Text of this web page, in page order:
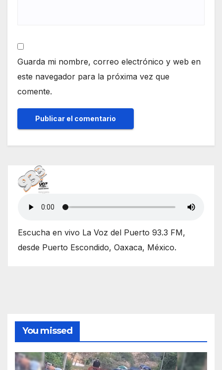
Guarda mi nombre, correo electrónico y web en
este navegador para la próxima vez que
comente.
Escucha en vivo La Voz del Puerto 93.3 FM,
desde Puerto Escondido, Oaxaca, México.
You missed